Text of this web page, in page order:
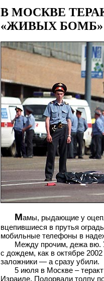
В МОСКВЕ
«ЖИВЫХ БОМБ»
Мамы, рыдающие у
вцепившиеся в прутья
мобильные телефоны в
Между прочим, дежа вю.
с дождем, как в октябре
заложники — а сразу убили.
5 июля в Москве – теракт
Израиле. Подорвали толпу